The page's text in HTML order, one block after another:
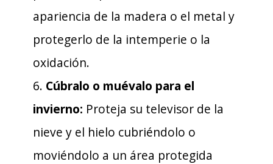
apariencia de la madera o el metal y
protegerlo de la intemperie o la
oxidación.
6. Cúbralo o muévalo para el
invierno: Proteja su televisor de la
nieve y el hielo cubriéndolo o
moviéndolo a un área protegida